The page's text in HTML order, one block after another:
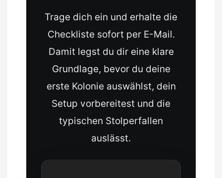
Trage dich ein und erhalte die
Checkliste sofort per E-Mail.
Damit legst du dir eine klare
Grundlage, bevor du deine
erste Kolonie auswählst, dein
Setup vorbereitest und die
typischen Stolperfallen
auslässt.